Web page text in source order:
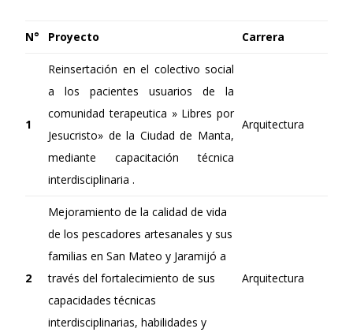
N° Proyecto Carrera
1
Reinsertación en el colectivo social
a los pacientes usuarios de la
comunidad terapeutica » Libres por
Jesucristo» de la Ciudad de Manta,
mediante capacitación técnica
interdisciplinaria .
Arquitectura
2
Mejoramiento de la calidad de vida
de los pescadores artesanales y sus
familias en San Mateo y Jaramijó a
través del fortalecimiento de sus
capacidades técnicas
interdisciplinarias, habilidades y
Arquitectura